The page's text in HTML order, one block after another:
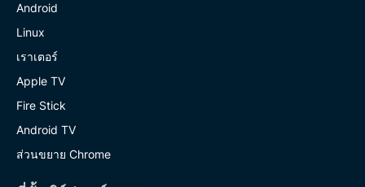
Android
Linux
เราเตอร์
Apple TV
Fire Stick
Android TV
ส่วนขยาย Chrome